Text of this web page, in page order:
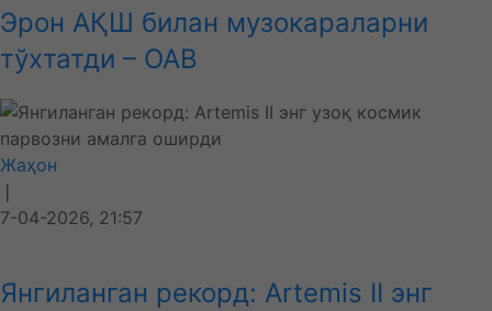
Эрон АҚШ билан музокараларни
тўхтатди – ОАВ
Жаҳон
❘
7-04-2026, 21:57
Янгиланган рекорд: Artemis II энг